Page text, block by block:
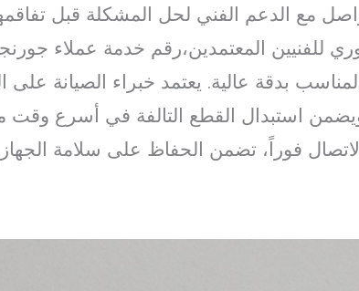
مع الدعم الفني لحل المشكلة قبل
للفنيين المعتمدين،رقم خدمة عملاء
بدقة عالية. يعتمد خبراء الصيانة على
استبدال القطع التالفة في أسرع
فوراً، تضمن الحفاظ على سلامة الجهاز